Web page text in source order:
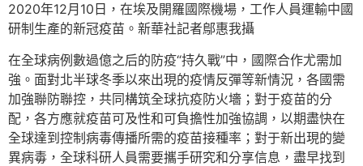
2020年12月10日，在埃及開羅國際機場，工作人員運輸中國
研制生產的新冠疫苗。新華社記者鄔惠我攝
在全球病例數過億之后的防疫“持久戰”中，國際合作尤需加
強。面對北半球冬季以來出現的疫情反彈等新情況，各國需
加強聯防聯控，共同構筑全球抗疫防火墻；對于疫苗的分
配，各方應就疫苗可及性和可負擔性加強協調，以期盡快在
全球達到控制病毒傳播所需的疫苗接種率；對于新出現的變
異病毒，全球科研人員需要攜手研究和分享信息，盡早找到